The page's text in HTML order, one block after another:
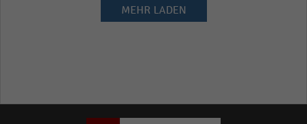
MEHR LADEN